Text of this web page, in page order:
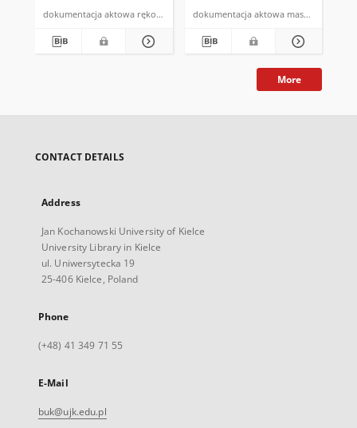
dokumentacja aktowa rękopis dokumentacja aktowa maszynopis
More
CONTACT DETAILS
Address
Jan Kochanowski University of Kielce
University Library in Kielce
ul. Uniwersytecka 19
25-406 Kielce, Poland
Phone
(+48) 41 349 71 55
E-Mail
buk@ujk.edu.pl